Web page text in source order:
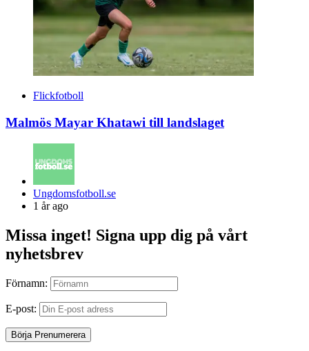
Flickfotboll
Malmös Mayar Khatawi till landslaget
Posted
by
Ungdomsfotboll.se
1 år ago
Missa inget! Signa upp dig på vårt
nyhetsbrev
Förnamn:
E-post: